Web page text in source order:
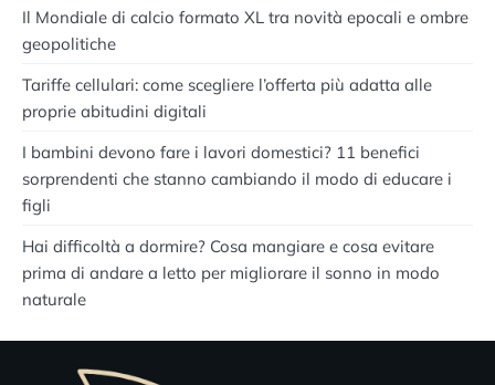
Il Mondiale di calcio formato XL tra novità epocali e ombre
geopolitiche
Tariffe cellulari: come scegliere l’offerta più adatta alle
proprie abitudini digitali
I bambini devono fare i lavori domestici? 11 benefici
sorprendenti che stanno cambiando il modo di educare i
figli
Hai difficoltà a dormire? Cosa mangiare e cosa evitare
prima di andare a letto per migliorare il sonno in modo
naturale